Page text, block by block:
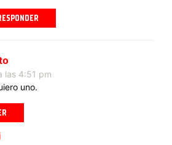
las 4:51 pm
uno.